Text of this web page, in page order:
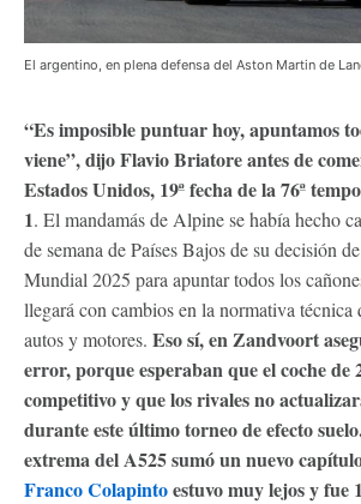
El argentino, en plena defensa del Aston Martin de
“Es imposible puntuar hoy, apuntamos
viene”, dijo Flavio Briatore antes de
Estados Unidos, 19ª fecha de la 76ª
1. El mandamás de Alpine se había hecho
de semana de Países Bajos de su decisión
Mundial 2025 para apuntar todos los
llegará con cambios en la normativa técnica
autos y motores. Eso sí, en Zandvoort
error, porque esperaban que el coche de
competitivo y que los rivales no
durante este último torneo de efecto
extrema del A525 sumó un nuevo
Franco Colapintoestuvo muy lejos y fue